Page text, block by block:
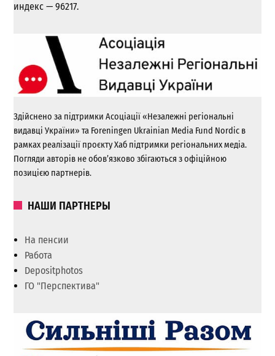
индекс — 96217.
Здійснено за підтримки Асоціації «Незалежні регіональні
видавці України» та Foreningen Ukrainian Media Fund Nordic в
рамках реалізації проєкту Хаб підтримки регіональних медіа.
Погляди авторів не обов’язково збігаються з офіційною
позицією партнерів.
НАШИ ПАРТНЕРЫ
На пенсии
Работа
Depositphotos
ГО "Перспектива"